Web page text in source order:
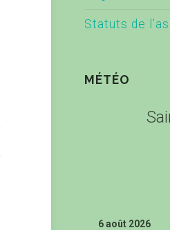
Statuts de
MÉTÉO
6 août 2026